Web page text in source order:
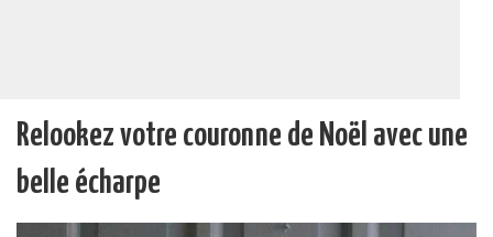
Relookez votre couronne de Noël avec une
belle écharpe